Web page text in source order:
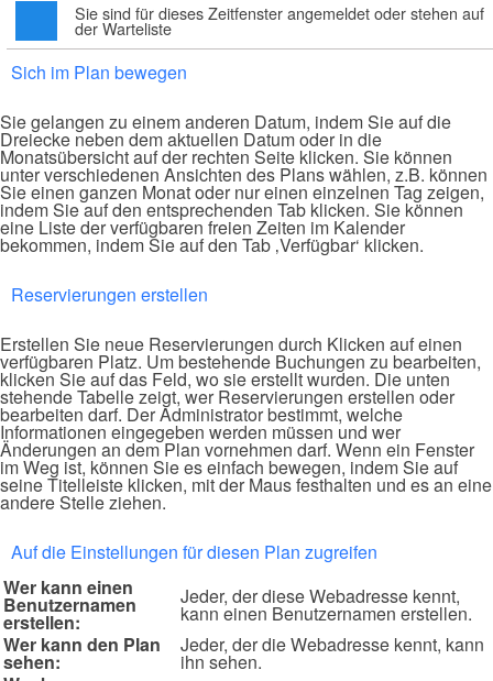
Sie sind für dieses Zeitfenster angemeldet oder stehen auf
der Warteliste
Sich im Plan bewegen
Sie gelangen zu einem anderen Datum, indem Sie auf die
Dreiecke neben dem aktuellen Datum oder in die
Monatsübersicht auf der rechten Seite klicken. Sie können
unter verschiedenen Ansichten des Plans wählen, z.B. können
Sie einen ganzen Monat oder nur einen einzelnen Tag zeigen,
indem Sie auf den entsprechenden Tab klicken. Sie können
eine Liste der verfügbaren freien Zeiten im Kalender
bekommen, indem Sie auf den Tab ‚Verfügbar‘ klicken.
Reservierungen erstellen
Erstellen Sie neue Reservierungen durch Klicken auf einen
verfügbaren Platz. Um bestehende Buchungen zu bearbeiten,
klicken Sie auf das Feld, wo sie erstellt wurden. Die unten
stehende Tabelle zeigt, wer Reservierungen erstellen oder
bearbeiten darf. Der Administrator bestimmt, welche
Informationen eingegeben werden müssen und wer
Änderungen an dem Plan vornehmen darf. Wenn ein Fenster
im Weg ist, können Sie es einfach bewegen, indem Sie auf
seine Titelleiste klicken, mit der Maus festhalten und es an eine
andere Stelle ziehen.
Auf die Einstellungen für diesen Plan zugreifen
Wer kann einen
Benutzernamen
erstellen:
Jeder, der diese Webadresse kennt,
kann einen Benutzernamen erstellen.
Wer kann den Plan
sehen:
Jeder, der die Webadresse kennt, kann
ihn sehen.